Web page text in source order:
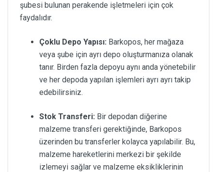
şubesi bulunan perakende işletmeleri için çok
faydalıdır.
Çoklu Depo Yapısı: Barkopos, her mağaza
veya şube için ayrı depo oluşturmanıza olanak
tanır. Birden fazla depoyu aynı anda yönetebilir
ve her depoda yapılan işlemleri ayrı ayrı takip
edebilirsiniz.
Stok Transferi: Bir depodan diğerine
malzeme transferi gerektiğinde, Barkopos
üzerinden bu transferler kolayca yapılabilir. Bu,
malzeme hareketlerini merkezi bir şekilde
izlemeyi sağlar ve malzeme eksikliklerinin